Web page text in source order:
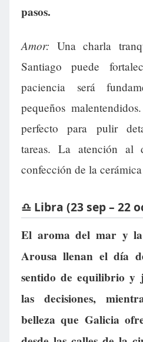
pasos.
Amor: Una charla
Santiago puede
paciencia será
pequeños malentendidos.
perfecto para pulir
tareas. La atención al
confección de la
♎ Libra (23 sep – 22
El aroma del mar y
Arousa llenan el día
sentido de equilibrio y
las decisiones,
belleza que Galicia